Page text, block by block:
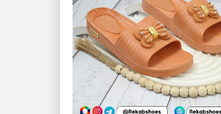
بزرگنمایی تصویر